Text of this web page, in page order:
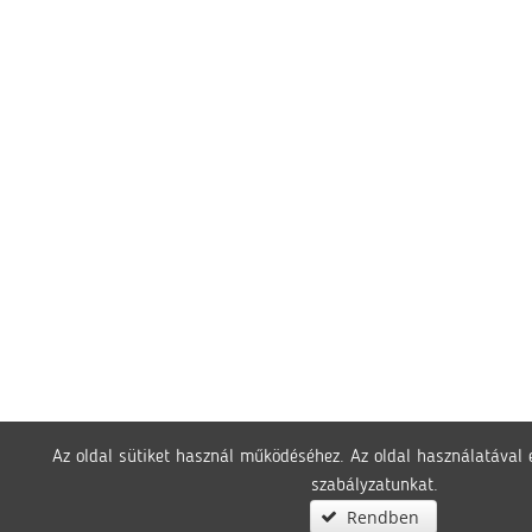
Az oldal sütiket használ működéséhez. Az oldal használatával
szabályzatunkat.
Rendben